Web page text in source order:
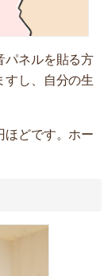
パネルを貼る方
すし、自分の生
ほどです。ホー